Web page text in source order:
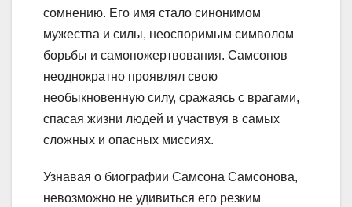
сомнению. Его имя стало синонимом
мужества и силы, неоспоримым символом
борьбы и самопожертвования. Самсонов
неоднократно проявлял свою
необыкновенную силу, сражаясь с врагами,
спасая жизни людей и участвуя в самых
сложных и опасных миссиях.
Узнавая о биографии Самсона Самсонова,
невозможно не удивиться его резким